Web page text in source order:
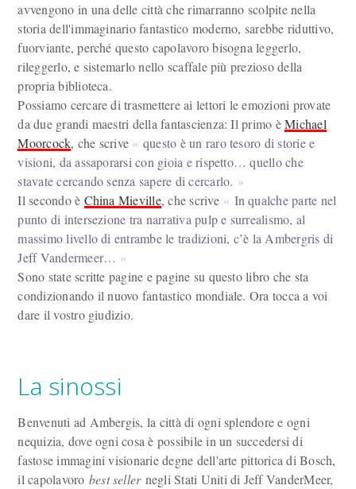
avvengono in una delle città che rimarranno scolpite nella
storia dell'immaginario fantastico moderno, sarebbe riduttivo,
fuorviante, perché questo capolavoro bisogna leggerlo,
rileggerlo, e sistemarlo nello scaffale più prezioso della
propria biblioteca.
Possiamo cercare di trasmettere ai lettori le emozioni provate
da due grandi maestri della fantascienza: Il primo èMichael
Moorcock, che scrive
questo è un raro tesoro di storie e
visioni, da assaporarsi con gioia e rispetto… quello che
stavate cercando senza sapere di cercarlo.
Il secondo è China Mieville, che scrive
In qualche parte nel
punto di intersezione tra narrativa pulp e surrealismo, al
massimo livello di entrambe le tradizioni, c’è la Ambergris di
Jeff Vandermeer…
Sono state scritte pagine e pagine su questo libro che sta
condizionando il nuovo fantastico mondiale. Ora tocca a voi
dare il vostro giudizio.
La sinossi
Benvenuti ad Ambergis, la città di ogni splendore e ogni
nequizia, dove ogni cosa è possibile in un succedersi di
fastose immagini visionarie degne dell'arte pittorica di Bosch,
il capolavoro best seller negli Stati Uniti di Jeff VanderMeer,